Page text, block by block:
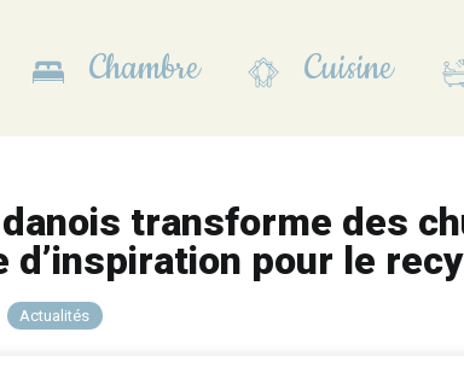
Chambre Cuisine
Actualités
transforme des
pour le